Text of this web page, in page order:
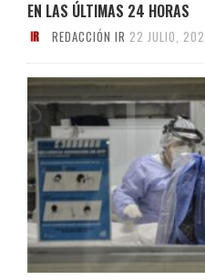
EN LAS ÚLTIMAS 24 HORAS
REDACCIÓN IR 22 JULIO,